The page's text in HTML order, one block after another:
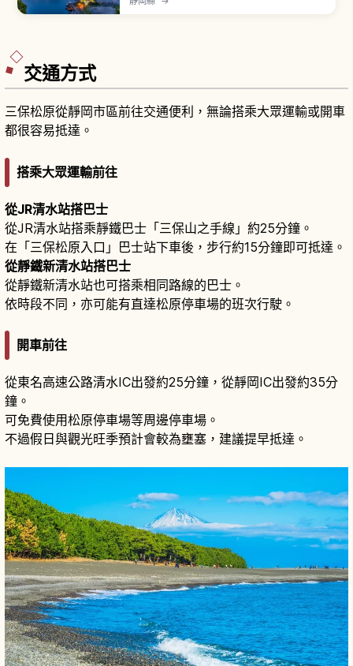
交通方式
三保松原從靜岡市區前往交通便利，無論搭乘大眾運輸或開車
都很容易抵達。
搭乘大眾運輸前往
從JR清水站搭巴士
從JR清水站搭乘靜鐵巴士「三保山之手線」約25分鐘。
在「三保松原入口」巴士站下車後，步行約15分鐘即可抵達。
從靜鐵新清水站搭巴士
從靜鐵新清水站也可搭乘相同路線的巴士。
依時段不同，亦可能有直達松原停車場的班次行駛。
開車前往
從東名高速公路清水IC出發約25分鐘，從靜岡IC出發約35分
鐘。
可免費使用松原停車場等周邊停車場。
不過假日與觀光旺季預計會較為壅塞，建議提早抵達。